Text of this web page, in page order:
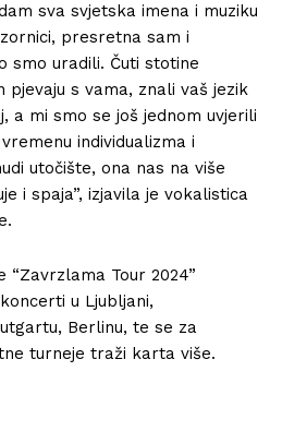
sva svjetska imena i muziku
presretna sam i
smo uradili. Čuti stotine
pjevaju s vama, znali vaš jezik
a mi smo se još jednom uvjerili
individualizma i
utočište, ona nas na više
i spaja”, izjavila je vokalistica
“Zavrzlama Tour 2024”
u Ljubljani,
Berlinu, te se za
turneje traži karta više.